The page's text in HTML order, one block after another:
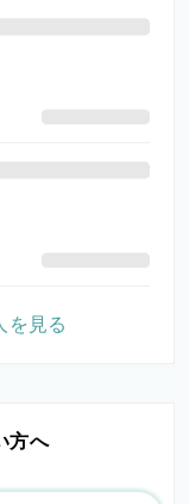
方へ
を見る